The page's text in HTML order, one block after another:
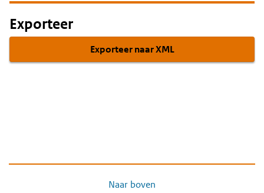
Exporteer
Exporteer naar XML
Naar boven